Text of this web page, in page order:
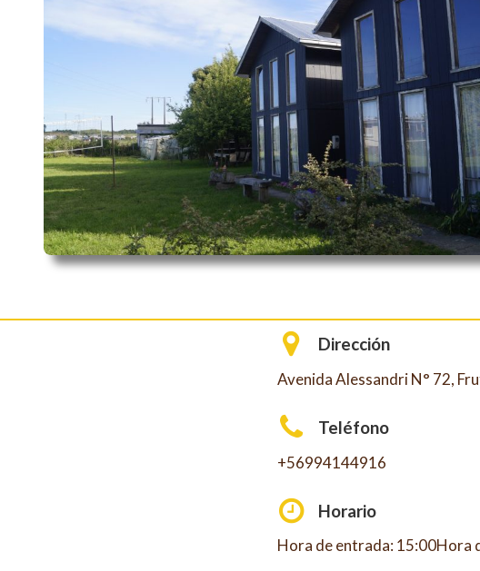
Dirección
Avenida Alessandri N° 72,
Teléfono
+56994144916
Horario
Hora de entrada: 15:00Hora